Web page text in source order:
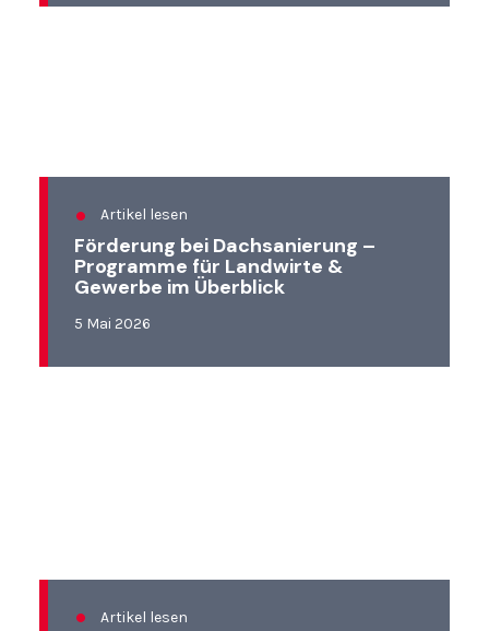
Artikel lesen
Förderung bei Dachsanierung –
Programme für Landwirte &
Gewerbe im Überblick
5 Mai 2026
Artikel lesen